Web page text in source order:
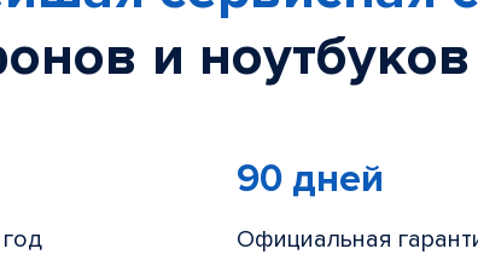
и
90 дней
Официальная